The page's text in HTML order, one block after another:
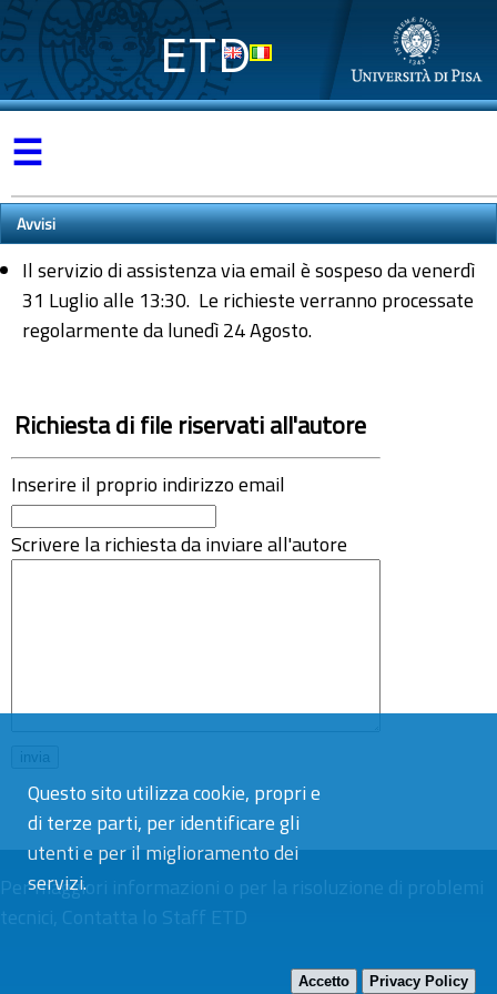
Questo sito utilizza cookie, propri e
di terze parti, per identificare gli
utenti e per il miglioramento dei
servizi.
Accetto Privacy Policy
ETD
☰
Avvisi
Il servizio di assistenza via email è sospeso da venerdì
31 Luglio alle 13:30. Le richieste verranno processate
regolarmente da lunedì 24 Agosto.
Richiesta di file riservati all'autore
Inserire il proprio indirizzo email
Scrivere la richiesta da inviare all'autore
Per maggiori informazioni o per la risoluzione di problemi
tecnici, Contatta lo Staff ETD